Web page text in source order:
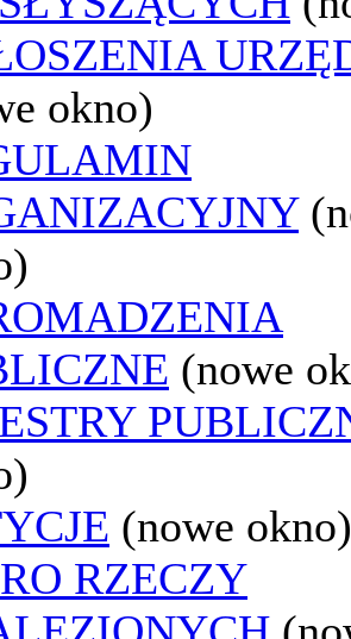
okno)
(nowe
(nowe okno)
RZECZY